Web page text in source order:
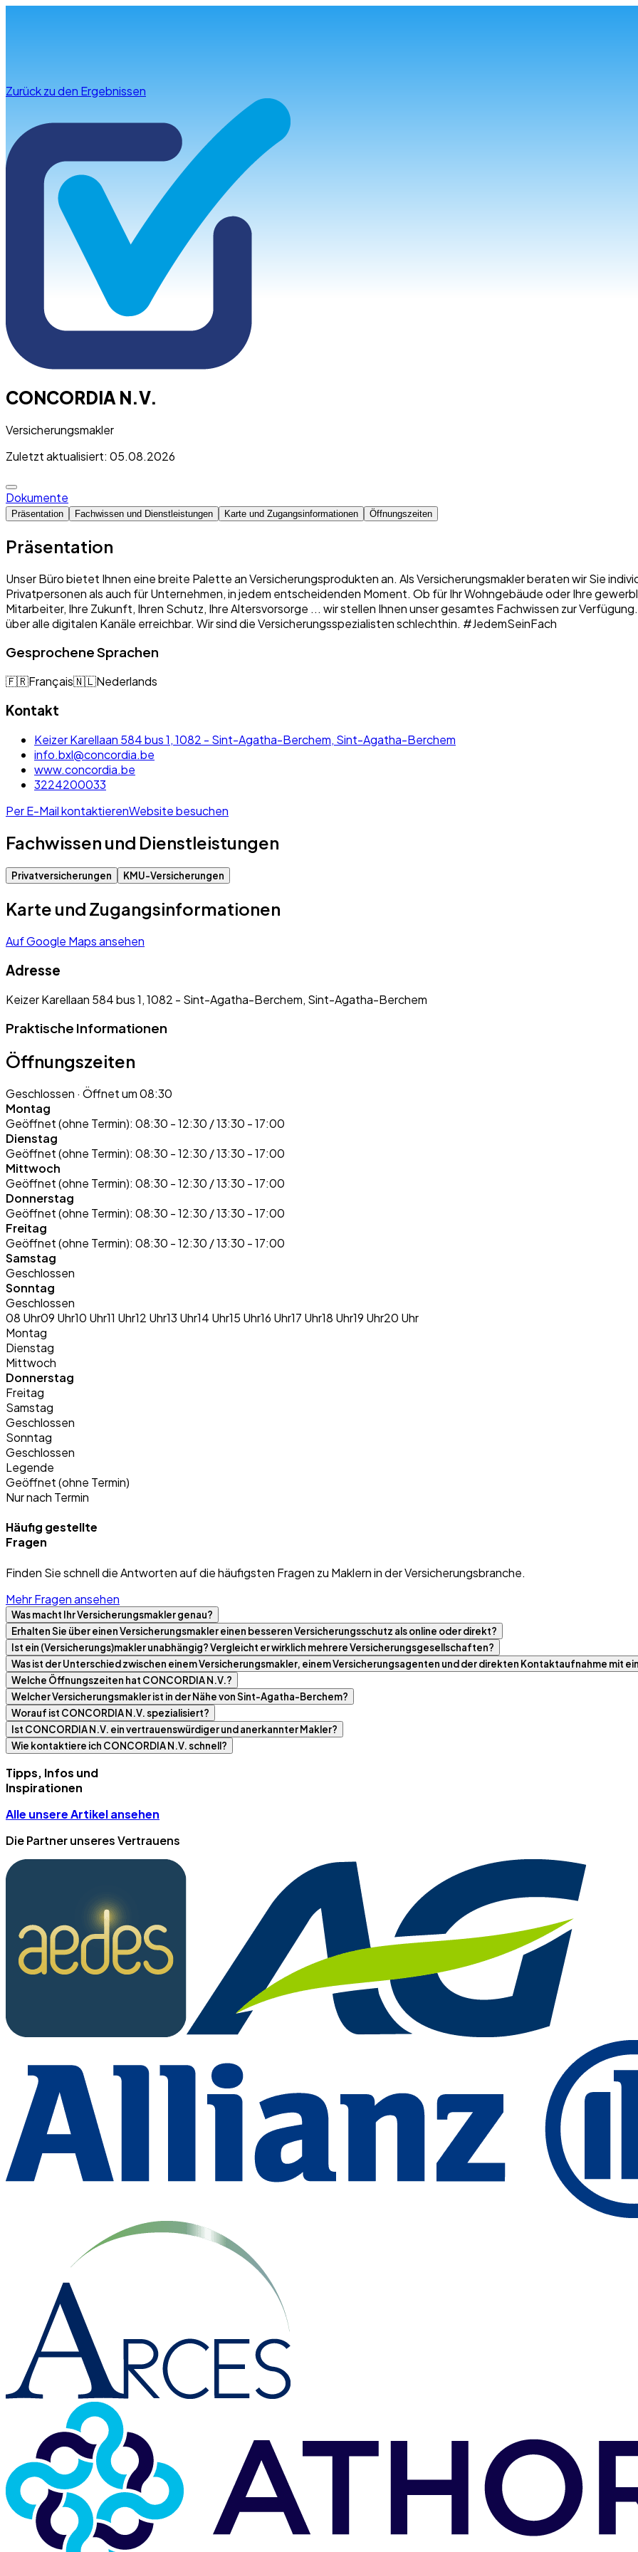
Zurück zu den Ergebnissen
CONCORDIA N.V.
Versicherungsmakler
Zuletzt aktualisiert: 05.08.2026
Dokumente
Präsentation Fachwissen und Dienstleistungen Karte und Zugangsinformationen Öffnungszeiten
Präsentation
Unser Büro bietet Ihnen eine breite Palette an Versicherungsprodukten an. Als Versicherungsmakler beraten wir Sie
Privatpersonen als auch für Unternehmen, in jedem entscheidenden Moment. Ob für Ihr Wohngebäude oder Ihre
Mitarbeiter, Ihre Zukunft, Ihren Schutz, Ihre Altersvorsorge ... wir stellen Ihnen unser gesamtes Fachwissen zur
über alle digitalen Kanäle erreichbar. Wir sind die Versicherungsspezialisten schlechthin. #JedemSeinFach
Gesprochene Sprachen
🇫🇷Français🇳🇱Nederlands
Kontakt
Keizer Karellaan 584 bus 1, 1082 - Sint-Agatha-Berchem, Sint-Agatha-Berchem
info.bxl@concordia.be
www.concordia.be
3224200033
Per E-Mail kontaktierenWebsite besuchen
Fachwissen und Dienstleistungen
Privatversicherungen KMU-Versicherungen
Karte und Zugangsinformationen
Auf Google Maps ansehen
Adresse
Keizer Karellaan 584 bus 1, 1082 - Sint-Agatha-Berchem, Sint-Agatha-Berchem
Praktische Informationen
Öffnungszeiten
Geschlossen · Öffnet um 08:30
Montag
Geöffnet (ohne Termin): 08:30 - 12:30 / 13:30 - 17:00
Dienstag
Geöffnet (ohne Termin): 08:30 - 12:30 / 13:30 - 17:00
Mittwoch
Geöffnet (ohne Termin): 08:30 - 12:30 / 13:30 - 17:00
Donnerstag
Geöffnet (ohne Termin): 08:30 - 12:30 / 13:30 - 17:00
Freitag
Geöffnet (ohne Termin): 08:30 - 12:30 / 13:30 - 17:00
Samstag
Geschlossen
Sonntag
Geschlossen
08 Uhr09 Uhr10 Uhr11 Uhr12 Uhr13 Uhr14 Uhr15 Uhr16 Uhr17 Uhr18 Uhr19 Uhr20 Uhr
Montag
Dienstag
Mittwoch
Donnerstag
Freitag
Samstag
Geschlossen
Sonntag
Geschlossen
Legende
Geöffnet (ohne Termin)
Nur nach Termin
Häufig gestellte
Fragen
Finden Sie schnell die Antworten auf die häufigsten Fragen zu Maklern in der Versicherungsbranche.
Mehr Fragen ansehen
Was macht Ihr Versicherungsmakler genau?
Erhalten Sie über einen Versicherungsmakler einen besseren Versicherungsschutz als online oder direkt?
Ist ein (Versicherungs)makler unabhängig? Vergleicht er wirklich mehrere Versicherungsgesellschaften?
Was ist der Unterschied zwischen einem Versicherungsmakler, einem Versicherungsagenten und der direkten Kontaktaufnahme mit
Welche Öffnungszeiten hat CONCORDIA N.V.?
Welcher Versicherungsmakler ist in der Nähe von Sint-Agatha-Berchem?
Worauf ist CONCORDIA N.V. spezialisiert?
Ist CONCORDIA N.V. ein vertrauenswürdiger und anerkannter Makler?
Wie kontaktiere ich CONCORDIA N.V. schnell?
Tipps, Infos und
Inspirationen
Alle unsere Artikel ansehen
Die Partner unseres Vertrauens